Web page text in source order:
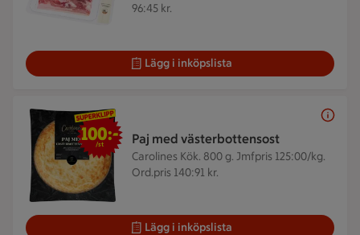
96:45 kr.
Lägg i inköpslista
Paj med västerbottensost
Carolines Kök. 800 g. Jmfpris 125:00/kg.
Ord.pris 140:91 kr.
100 kr/st
100:-
/st
Lägg i inköpslista